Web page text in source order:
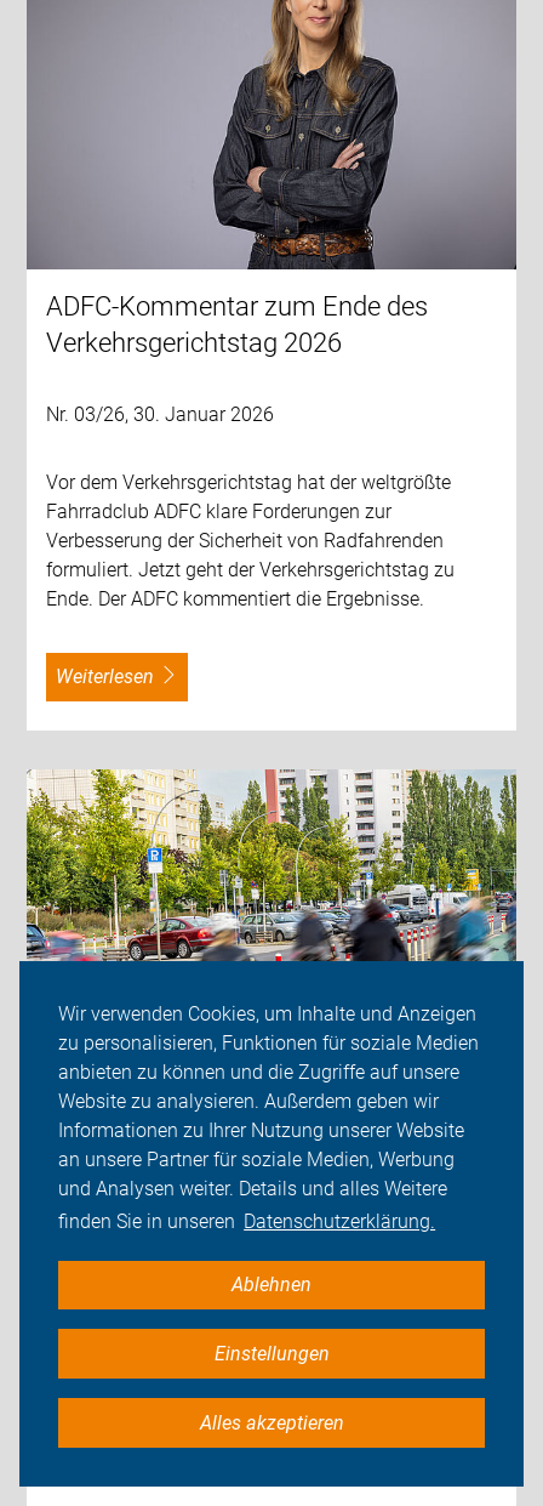
Wir verwenden Cookies, um Inhalte und Anzeigen
zu personalisieren, Funktionen für soziale Medien
anbieten zu können und die Zugriffe auf unsere
Website zu analysieren. Außerdem geben wir
Informationen zu Ihrer Nutzung unserer Website
an unsere Partner für soziale Medien, Werbung
und Analysen weiter. Details und alles Weitere
finden Sie in unseren Datenschutzerklärung.
Ablehnen
Einstellungen
Alles akzeptieren
ADFC-Kommentar zum Ende des
Verkehrsgerichtstag 2026
Nr. 03/26, 30. Januar 2026
Vor dem Verkehrsgerichtstag hat der weltgrößte
Fahrradclub ADFC klare Forderungen zur
Verbesserung der Sicherheit von Radfahrenden
formuliert. Jetzt geht der Verkehrsgerichtstag zu
Ende. Der ADFC kommentiert die Ergebnisse.
weiterlesen
Verkehrsgerichtstag: ADFC für
Qualitätsradwege und neuen
Alkoholgrenzwert
Nr. 02/26, 22. Januar 2026
Zum Verkehrsgerichtstag in Goslar fordert der ADFC
den Ausbau sicherer Radwegenetze und empfiehlt
zusätzlich einen Alkoholgrenzwert für Rad- und